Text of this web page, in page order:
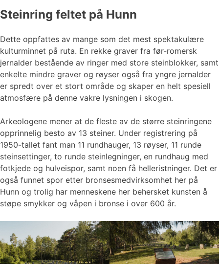
Steinring feltet på Hunn
Dette oppfattes av mange som det mest spektakulære
kulturminnet på ruta. En rekke graver fra før-romersk
jernalder bestående av ringer med store steinblokker, samt
enkelte mindre graver og røyser også fra yngre jernalder
er spredt over et stort område og skaper en helt spesiell
atmosfære på denne vakre lysningen i skogen.
Arkeologene mener at de fleste av de større steinringene
opprinnelig besto av 13 steiner. Under registrering på
1950-tallet fant man 11 rundhauger, 13 røyser, 11 runde
steinsettinger, to runde steinlegninger, en rundhaug med
fotkjede og hulveispor, samt noen få helleristninger. Det er
også funnet spor etter bronsesmedvirksomhet her på
Hunn og trolig har menneskene her behersket kunsten å
støpe smykker og våpen i bronse i over 600 år.